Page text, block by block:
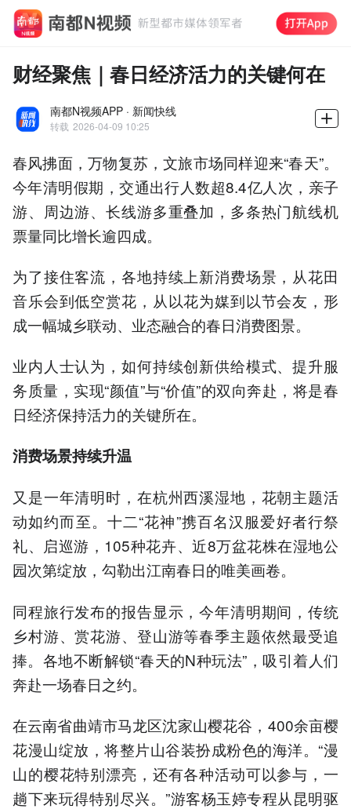
财经聚焦｜春日经济活力的关键何在
南都N视频APP · 新闻快线
转载 2026-04-09 10:25
春风拂面，万物复苏，文旅市场同样迎来“春天”。
今年清明假期，交通出行人数超8.4亿人次，亲子
游、周边游、长线游多重叠加，多条热门航线机
票量同比增长逾四成。
为了接住客流，各地持续上新消费场景，从花田
音乐会到低空赏花，从以花为媒到以节会友，形
成一幅城乡联动、业态融合的春日消费图景。
业内人士认为，如何持续创新供给模式、提升服
务质量，实现“颜值”与“价值”的双向奔赴，将是春
日经济保持活力的关键所在。
消费场景持续升温
又是一年清明时，在杭州西溪湿地，花朝主题活
动如约而至。十二“花神”携百名汉服爱好者行祭
礼、启巡游，105种花卉、近8万盆花株在湿地公
园次第绽放，勾勒出江南春日的唯美画卷。
同程旅行发布的报告显示，今年清明期间，传统
乡村游、赏花游、登山游等春季主题依然最受追
捧。各地不断解锁“春天的N种玩法”，吸引着人们
奔赴一场春日之约。
在云南省曲靖市马龙区沈家山樱花谷，400余亩樱
花漫山绽放，将整片山谷装扮成粉色的海洋。“漫
山的樱花特别漂亮，还有各种活动可以参与，一
趟下来玩得特别尽兴。”游客杨玉婷专程从昆明驱